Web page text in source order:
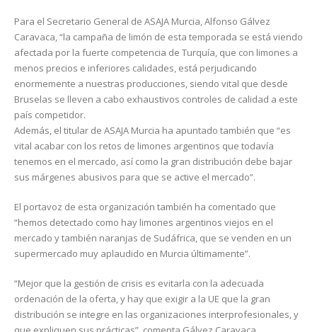
Para el Secretario General de ASAJA Murcia, Alfonso Gálvez
Caravaca, “la campaña de limón de esta temporada se está viendo
afectada por la fuerte competencia de Turquía, que con limones a
menos precios e inferiores calidades, está perjudicando
enormemente a nuestras producciones, siendo vital que desde
Bruselas se lleven a cabo exhaustivos controles de calidad a este
país competidor.
Además, el titular de ASAJA Murcia ha apuntado también que “es
vital acabar con los retos de limones argentinos que todavía
tenemos en el mercado, así como la gran distribución debe bajar
sus márgenes abusivos para que se active el mercado”.
El portavoz de esta organización también ha comentado que
“hemos detectado como hay limones argentinos viejos en el
mercado y también naranjas de Sudáfrica, que se venden en un
supermercado muy aplaudido en Murcia últimamente”.
“Mejor que la gestión de crisis es evitarla con la adecuada
ordenación de la oferta, y hay que exigir a la UE que la gran
distribución se integre en las organizaciones interprofesionales, y